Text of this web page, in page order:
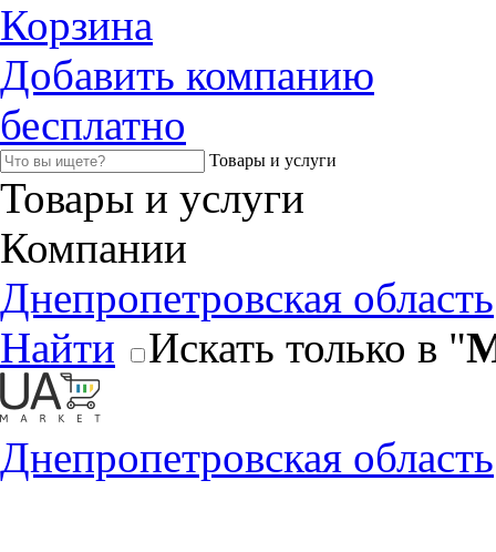
Корзина
Добавить компанию
бесплатно
Товары и услуги
Товары и услуги
Компании
Днепропетровская область
Найти
Искать только в "
Днепропетровская область